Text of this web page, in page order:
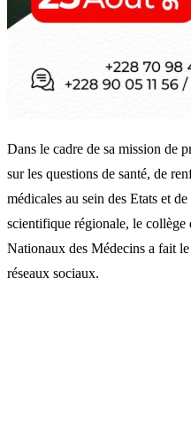
Dans le cadre de sa mission de
sur les questions de santé, de
médicales au sein des Etats et
scientifique régionale, le collège
Nationaux des Médecins a fait
réseaux sociaux.